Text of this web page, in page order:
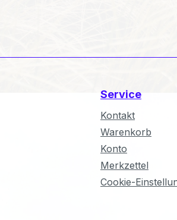
Service
Kontakt
Warenkorb
Konto
Merkzettel
Cookie-